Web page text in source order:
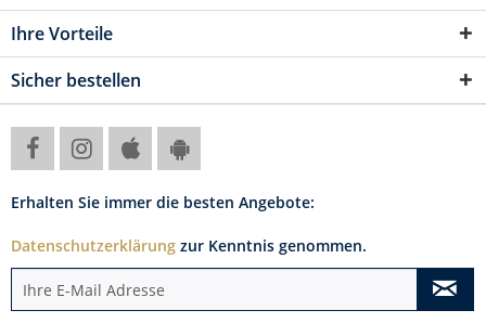
Ihre Vorteile
Sicher bestellen
Erhalten Sie immer die besten Angebote:
Datenschutzerklärung zur Kenntnis genommen.